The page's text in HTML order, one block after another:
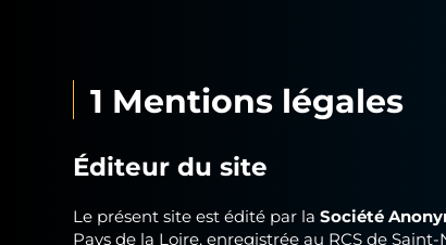
1 Mentions légales
Éditeur du site
Le présent site est édité par laSociété
Pays de la Loire, enregistrée au RCS de